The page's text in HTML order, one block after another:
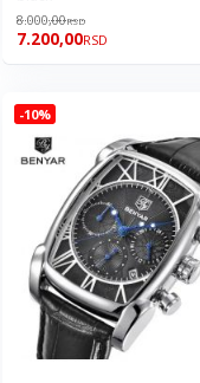
8.000,00RSD
7.200,00RSD
-10%